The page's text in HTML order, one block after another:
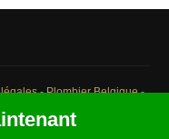
-Plombier Belgique-